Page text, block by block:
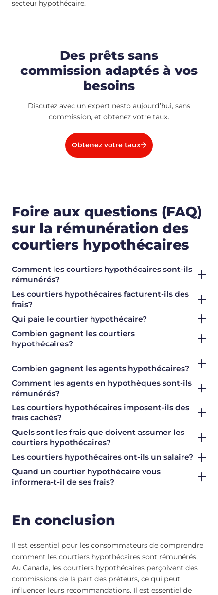
secteur hypothécaire.
Des prêts sans
commission adaptés à vos
besoins
Discutez avec un expert nesto aujourd’hui, sans
commission, et obtenez votre taux.
Obtenez votre taux
Foire aux questions (FAQ)
sur la rémunération des
courtiers hypothécaires
Comment les courtiers hypothécaires sont-ils
rémunérés?
Les courtiers hypothécaires facturent-ils des
frais?
Qui paie le courtier hypothécaire?
Combien gagnent les courtiers
hypothécaires?
Combien gagnent les agents hypothécaires?
Comment les agents en hypothèques sont-ils
rémunérés?
Les courtiers hypothécaires imposent-ils des
frais cachés?
Quels sont les frais que doivent assumer les
courtiers hypothécaires?
Les courtiers hypothécaires ont-ils un salaire?
Quand un courtier hypothécaire vous
informera-t-il de ses frais?
En conclusion
Il est essentiel pour les consommateurs de comprendre
comment les courtiers hypothécaires sont rémunérés.
Au Canada, les courtiers hypothécaires perçoivent des
commissions de la part des prêteurs, ce qui peut
influencer leurs recommandations. Il est essentiel de